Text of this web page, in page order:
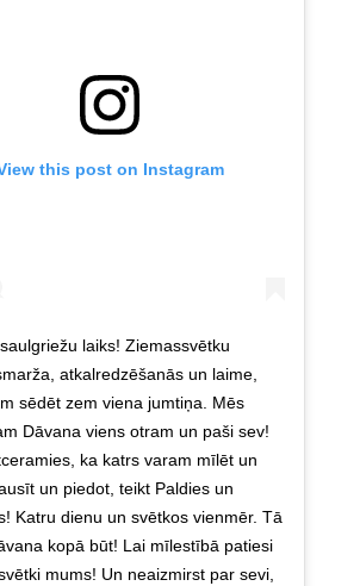
this post on Instagram
laiks! Ziemassvētku
atkalredzēšanās un laime,
sēdēt zem viena jumtiņa. Mēs
Dāvana viens otram un paši sev!
ka katrs varam mīlēt un
un piedot, teikt Paldies un
Katru dienu un svētkos vienmēr. Tā
kopā būt! Lai mīlestībā patiesi
mums! Un neaizmirst par sevi,